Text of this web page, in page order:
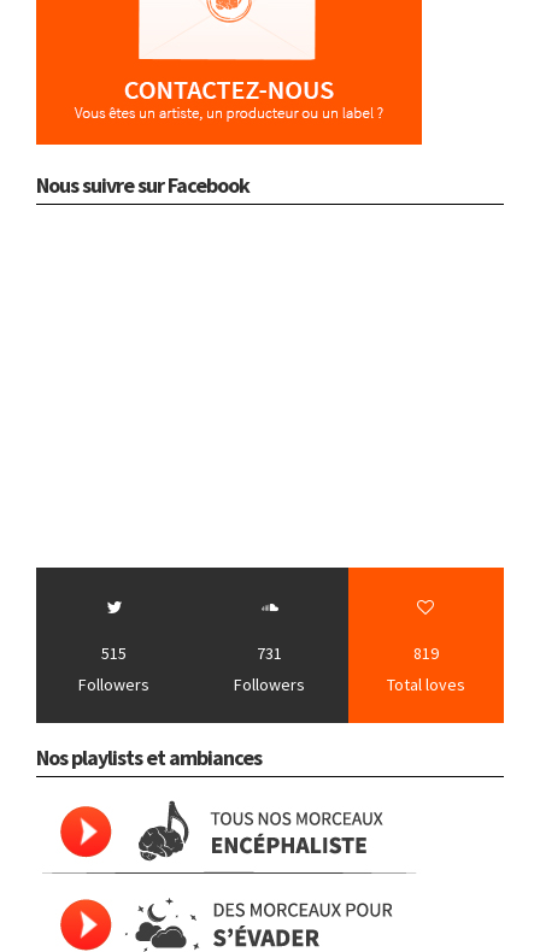
Nous suivre sur Facebook
515
Followers
731
Followers
819
Total loves
Nos playlists et ambiances